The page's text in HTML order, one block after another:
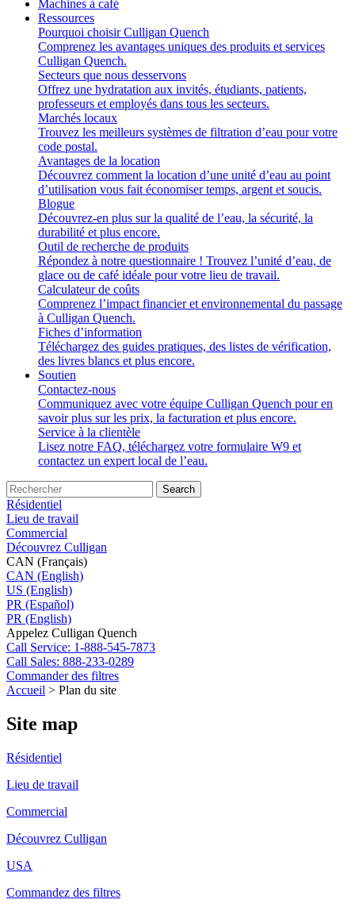
Machines à café
Ressources
Pourquoi choisir Culligan Quench
Comprenez les avantages uniques des produits et services
Culligan Quench.
Secteurs que nous desservons
Offrez une hydratation aux invités, étudiants, patients,
professeurs et employés dans tous les secteurs.
Marchés locaux
Trouvez les meilleurs systèmes de filtration d’eau pour votre
code postal.
Avantages de la location
Découvrez comment la location d’une unité d’eau au point
d’utilisation vous fait économiser temps, argent et soucis.
Blogue
Découvrez-en plus sur la qualité de l’eau, la sécurité, la
durabilité et plus encore.
Outil de recherche de produits
Répondez à notre questionnaire ! Trouvez l’unité d’eau, de
glace ou de café idéale pour votre lieu de travail.
Calculateur de coûts
Comprenez l’impact financier et environnemental du passage
à Culligan Quench.
Fiches d’information
Téléchargez des guides pratiques, des listes de vérification,
des livres blancs et plus encore.
Soutien
Contactez-nous
Communiquez avec votre équipe Culligan Quench pour en
savoir plus sur les prix, la facturation et plus encore.
Service à la clientèle
Lisez notre FAQ, téléchargez votre formulaire W9 et
contactez un expert local de l’eau.
Search
Résidentiel
Lieu de travail
Commercial
Découvrez Culligan
CAN (Français)
CAN (English)
US (English)
PR (Español)
PR (English)
Appelez Culligan Quench
Call Service: 1-888-545-7873
Call Sales: 888-233-0289
Commander des filtres
Accueil > Plan du site
Site map
Résidentiel
Lieu de travail
Commercial
Découvrez Culligan
USA
Commandez des filtres